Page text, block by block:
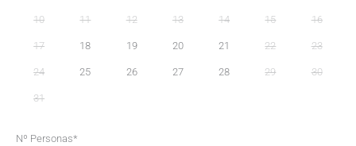
10 11 12 13 14 15 16
17 18 19 20 21 22 23
24 25 26 27 28 29 30
31
Nº Personas*